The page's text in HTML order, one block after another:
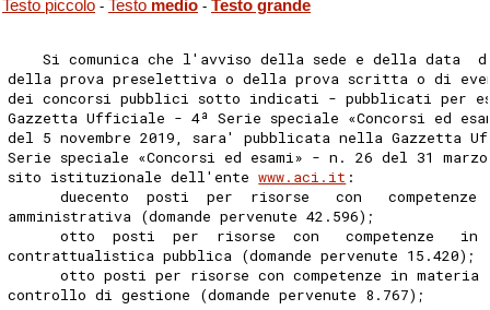
Testo piccolo - Testo medio - Testo grande
Si comunica che l'avviso della sede e della data
della prova preselettiva o della prova scritta o di
dei concorsi pubblici sotto indicati - pubblicati per
Gazzetta Ufficiale - 4ª Serie speciale «Concorsi ed
del 5 novembre 2019, sara' pubblicata nella Gazzetta
Serie speciale «Concorsi ed esami» - n. 26 del 31
sito istituzionale dell'ente www.aci.it :
duecento  posti  per  risorse   con   competenze
amministrativa (domande pervenute 42.596);
otto  posti  per  risorse  con   competenze   in
contrattualistica pubblica (domande pervenute 15.420);
otto posti per risorse con competenze in materia
controllo di gestione (domande pervenute 8.767);